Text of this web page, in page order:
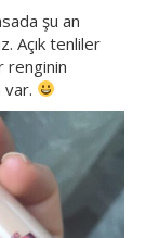
şu an
Açık tenliler
renginin
var.